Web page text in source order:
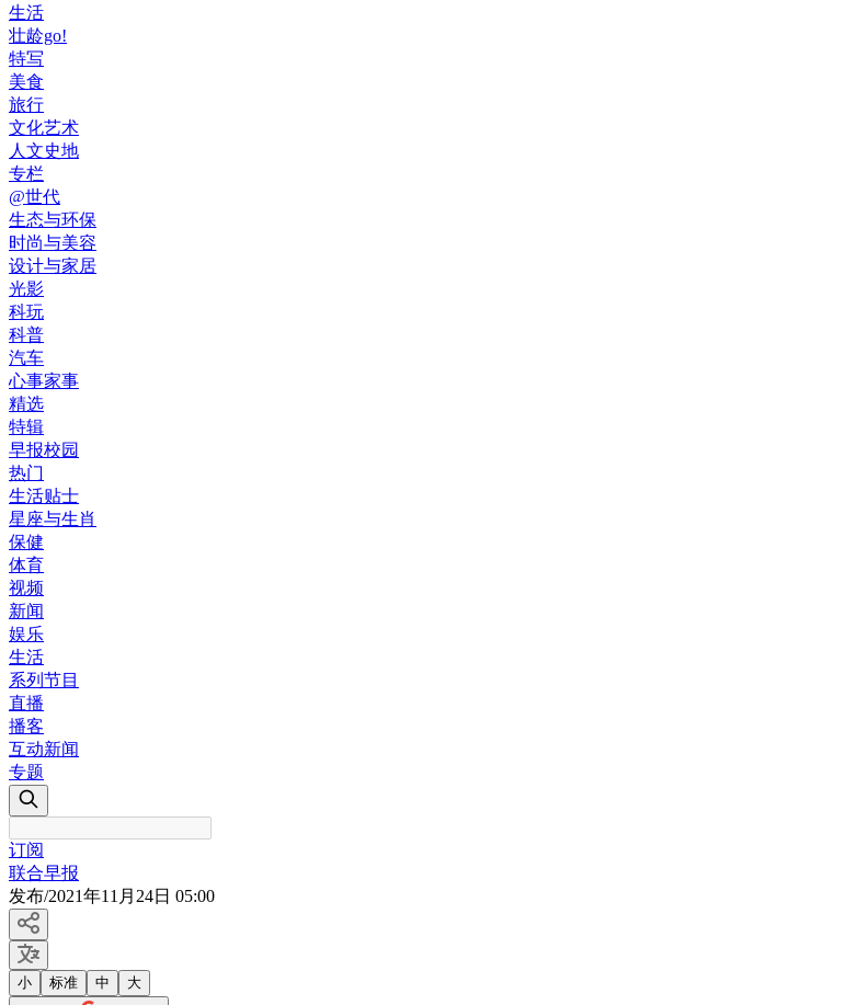
生活
壮龄go!
特写
美食
旅行
文化艺术
人文史地
专栏
@世代
生态与环保
时尚与美容
设计与家居
光影
科玩
科普
汽车
心事家事
精选
特辑
早报校园
热门
生活贴士
星座与生肖
保健
体育
视频
新闻
娱乐
生活
系列节目
直播
播客
互动新闻
专题
订阅
联合早报
发布/2021年11月24日 05:00
小 标准 中 大